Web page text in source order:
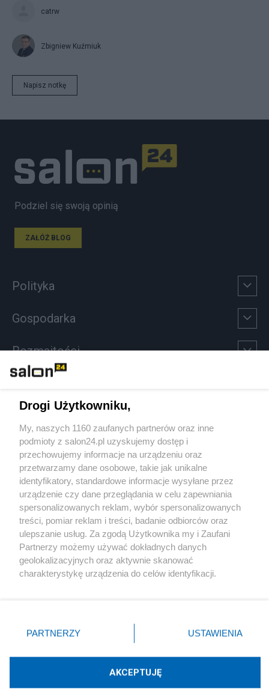
catrw
Zbigniew Kuźmiuk
Napisz notkę
Podziel się swoją opinią
ZAŁÓŻ BLOG
Polityka
Gospodarka
Rozmaitości
Sport
Społeczeństwo
Kultura
X Facebook Instagram Youtube
Technologię dostarcza:W3media.pl
Drogi Użytkowniku,
My, naszych 1160 zaufanych partnerów oraz inne
podmioty z salon24.pl uzyskujemy dostęp i
przechowujemy informacje na urządzeniu oraz
przetwarzamy dane osobowe, takie jak unikalne
identyfikatory, standardowe informacje wysyłane przez
urządzenie czy dane przeglądania w celu zapewniania
spersonalizowanych reklam, wybór spersonalizowanych
treści, pomiar reklam i treści, badanie odbiorców oraz
ulepszanie usług. Za zgodą Użytkownika my i Zaufani
Partnerzy możemy używać dokładnych danych
geolokalizacyjnych oraz aktywnie skanować
charakterystykę urządzenia do celów identyfikacji.
zmienić/wycofać klikając przycisk ustawień prywatności
znajdujący się w lewym dolnym rogu strony
rodzaje przetwarzania danych nie wymagają zgody
użytkownika, ale masz prawo sprzeciwić się takiemu
przetwarzaniu. Preferencje będą miały zastosowania tylko
PARTNERZY USTAWIENIA
AKCEPTUJĘ